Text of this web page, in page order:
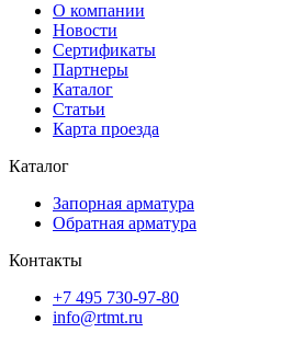
О компании
Новости
Сертификаты
Партнеры
Каталог
Статьи
Карта проезда
Каталог
Запорная арматура
Обратная арматура
Контакты
+7 495 730-97-80
info@rtmt.ru